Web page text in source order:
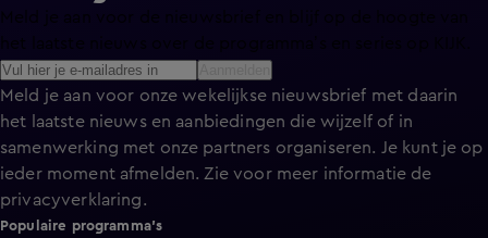
Meld je aan voor onze wekelijkse nieuwsbrief met daarin
het laatste nieuws en aanbiedingen die wijzelf of in
samenwerking met onze partners organiseren. Je kunt je op
ieder moment afmelden. Zie voor meer informatie de
privacyverklaring.
Populaire programma's